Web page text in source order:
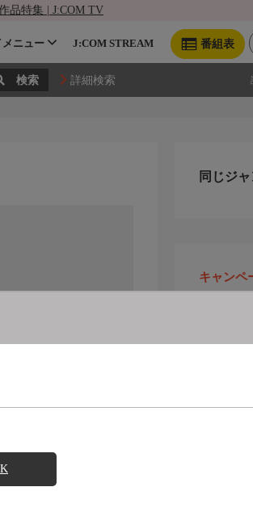
品特集 | J:COM TV
番組表
メニュー J:COM STREAM
詳細検索
同じジ
キャンペ